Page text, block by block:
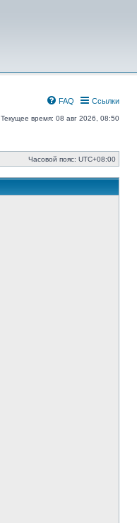
Ссылки
FAQ
Текущее время: 08 авг 2026, 08:50
Часовой пояс: UTC+08:00